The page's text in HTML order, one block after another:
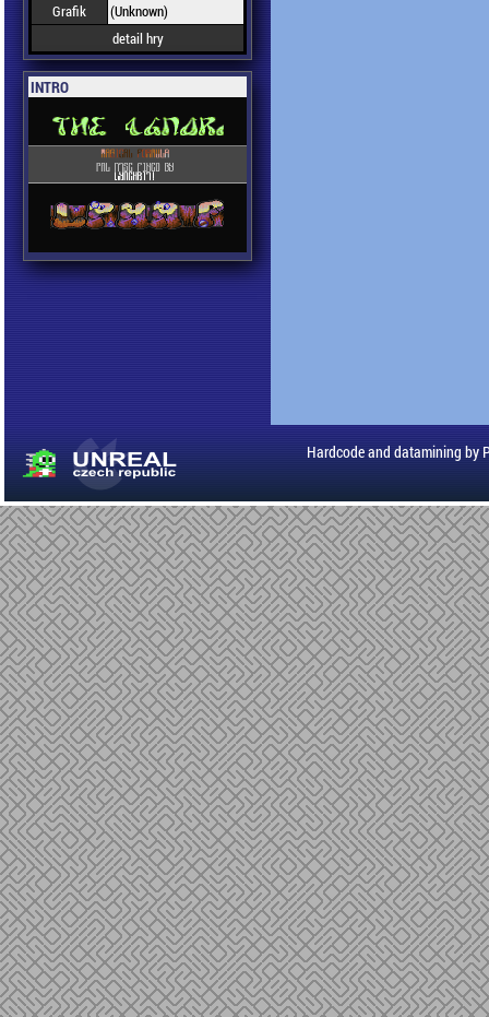
Grafik
(Unknown)
detail hry
INTRO
Hardcode and datamining by